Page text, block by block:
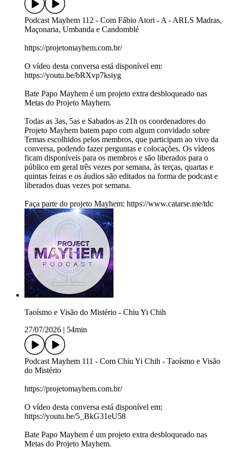
Podcast Mayhem 112 - Com Fábio Atori - A - ARLS Madras,
Maçonaria, Umbanda e Candomblé
https://projetomayhem.com.br/
O vídeo desta conversa está disponível em:
https://youtu.be/bRXvp7ksiyg
Bate Papo Mayhem é um projeto extra desbloqueado nas
Metas do Projeto Mayhem.
Todas as 3as, 5as e Sabados as 21h os coordenadores do
Projeto Mayhem batem papo com algum convidado sobre
Temas escolhidos pelos membros, que participam ao vivo da
conversa, podendo fazer perguntas e colocações. Os vídeos
ficam disponíveis para os membros e são liberados para o
público em geral três vezes por semana, às terças, quartas e
quintas feiras e os áudios são editados na forma de podcast e
liberados duas vezes por semana.
Faça parte do projeto Mayhem: https://www.catarse.me/tdc
Taoísmo e Visão do Mistério - Chiu Yi Chih
27/07/2026
54min
Podcast Mayhem 111 - Com Chiu Yi Chih - Taoísmo e Visão
do Mistério
https://projetomayhem.com.br/
O vídeo desta conversa está disponível em:
https://youtu.be/5_BkG31eU58
Bate Papo Mayhem é um projeto extra desbloqueado nas
Metas do Projeto Mayhem.